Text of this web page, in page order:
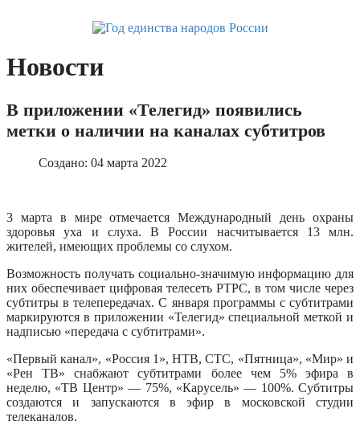
Новости
В приложении «Телегид» появились
метки о наличии на каналах субтитров
Создано: 04 марта 2022
3 марта в мире отмечается Международный день охраны
здоровья уха и слуха. В России насчитывается 13 млн.
жителей, имеющих проблемы со слухом.
Возможность получать социально-значимую информацию для
них обеспечивает цифровая телесеть РТРС, в том числе через
субтитры в телепередачах. С января программы с субтитрами
маркируются в приложении «Телегид» специальной меткой и
надписью «передача с субтитрами».
«Первый канал», «Россия 1», НТВ, СТС, «Пятница», «Мир» и
«Рен ТВ» снабжают субтитрами более чем 5% эфира в
неделю, «ТВ Центр» — 75%, «Карусель» — 100%. Субтитры
создаются и запускаются в эфир в московской студии
телеканалов.